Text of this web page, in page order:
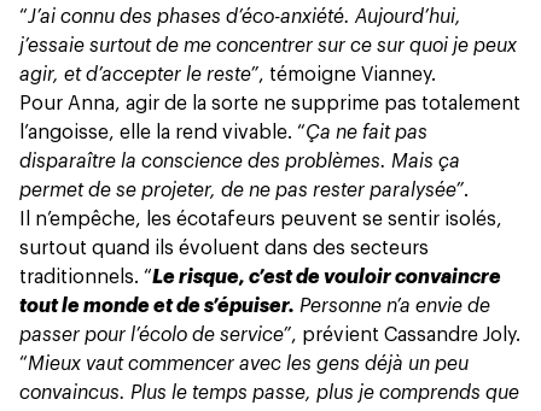
“J’ai connu des phases d’éco-anxiété. Aujourd’hui,
j’essaie surtout de me concentrer sur ce sur quoi je peux
agir, et d’accepter le reste”, témoigne Vianney.
Pour Anna, agir de la sorte ne supprime pas totalement
l’angoisse, elle la rend vivable. “Ça ne fait pas
disparaître la conscience des problèmes. Mais ça
permet de se projeter, de ne pas rester paralysée”.
Il n’empêche, les écotafeurs peuvent se sentir isolés,
surtout quand ils évoluent dans des secteurs
traditionnels. “Le risque, c’est de vouloir convaincre
tout le monde et de s’épuiser. Personne n’a envie de
passer pour l’écolo de service”, prévient Cassandre Joly.
“Mieux vaut commencer avec les gens déjà un peu
convaincus. Plus le temps passe, plus je comprends que